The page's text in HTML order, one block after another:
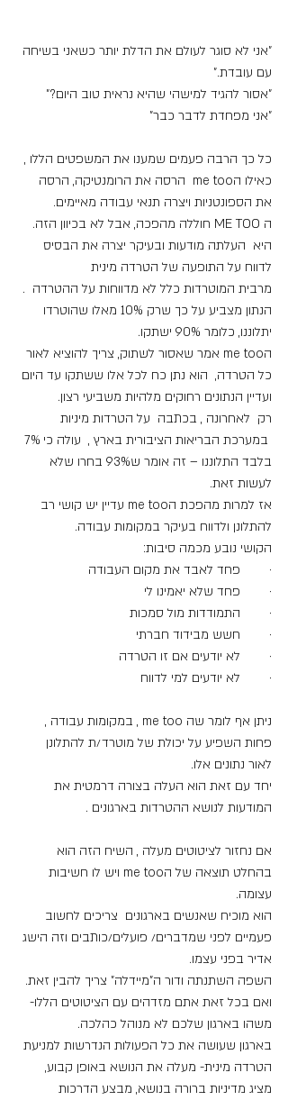
"אני לא סוגר לעולם את הדלת יותר כשאני בשיחה
עם עובדת."
"אסור להגיד למישהי שהיא נראית טוב היום?"
"אני מפחדת לדבר כבר"
כל כך הרבה פעמים שמענו את המשפטים הללו ,
כאילו הme too  הרסה את הרומנטיקה, הרסה
את הספונטניות ויצרה תנאי עבודה מאיימים.
ה ME TOO חוללה מהפכה, אבל לא בכיוון הזה.
היא  העלתה מודעות ובעיקר יצרה את הבסיס
לדווח על התופעה של הטרדה מינית
מרבית המוטרדות כלל לא מדווחות על ההטרדה  .
הנתון מצביע על כך שרק 10% מאלו שהוטרדו
יתלוננו, כלומר 90% ישתקו.
הme too אמר שאסור לשתוק, צריך להוציא לאור
כל הטרדה,  הוא נתן כח לכל אלו ששתקו עד היום
ועדיין הנתונים רחוקים מלהיות משביעי רצון.
רק  לאחרונה , בכתבה  על הטרדות מיניות
בלבד התלוננו – זה אומר ש93% בחרו שלא
לעשות זאת.
אז למרות מהפכת הme too עדיין יש קושי רב
להתלונן ולדווח בעיקר במקומות עבודה.
הקושי נובע מכמה סיבות:
·        פחד לאבד את מקום העבודה
·        פחד שלא יאמינו לי
·        התמודדות מול סמכות
·        חשש מבידוד חברתי
·        לא יודעים אם זו הטרדה
·        לא יודעים למי לדווח
ניתן אף לומר שה me too , במקומות עבודה ,
פחות השפיע על יכולת של מוטרד/ת להתלונן
לאור נתונים אלו.
יחד עם זאת הוא העלה בצורה דרמטית את
המודעות לנושא ההטרדות בארגונים .
אם נחזור לציטוטים מעלה , השיח הזה הוא
בהחלט תוצאה של הme too ויש לו חשיבות
עצומה.
הוא מוכיח שאנשים בארגונים  צריכים לחשוב
פעמיים לפני שמדברים/ פועלים/כותבים וזה הישג
אדיר בפני עצמו.
השפה השתנתה ודור ה"מיידלה" צריך להבין זאת.
ואם בכל זאת אתם מזדהים עם הציטוטים הללו-
משהו בארגון שלכם לא מנוהל כהלכה.
בארגון שעושה את כל הפעולות הנדרשות למניעת
הטרדה מינית- מעלה את הנושא באופן קבוע,
מציג מדיניות ברורה בנושא, מבצע הדרכות